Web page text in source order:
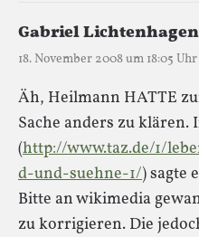
Gabriel Lichtenhagen
18. November 2008 um 18:05 Uhr
Äh, Heilmann HATTE
Sache anders zu
(http://www.taz.de/1/
d-und-suehne-1/) sagte
Bitte an wikimedia
zu korrigieren. Die